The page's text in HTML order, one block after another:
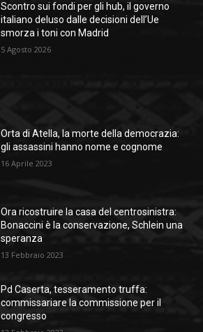
Scontro sui fondi per gli hub, il governo
italiano deluso dalle decisioni dell’Ue
smorza i toni con Madrid
5 Agosto 2026
Orta di Atella, la morte della democrazia:
gli assassini hanno nome e cognome
16 Aprile 2023
Ora ricostruire la casa del centrosinistra:
Bonaccini è la conservazione, Schlein una
speranza
13 Febbraio 2023
Pd Caserta, tesseramento truffa:
commissariare la commissione per il
congresso